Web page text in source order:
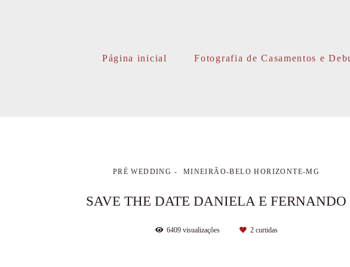
Página inicial Fotografia de Casamentos e
PRÉ WEDDING MINEIRÃO-BELO HORIZONTE-MG
SAVE THE DATE DANIELA E FERNANDO
6409visualizações 2curtidas